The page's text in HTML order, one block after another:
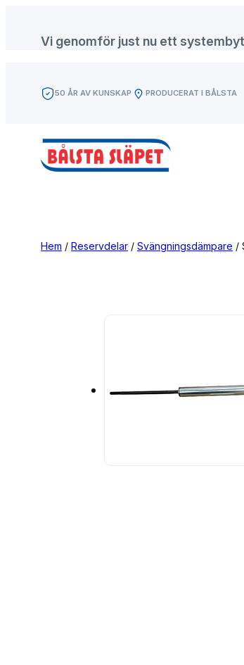
innehåll
Vi genomför just nu ett
50 ÅR AV KUNSKAP PRODUCERAT I BÅLSTA
Hem / Reservdelar / Svängningsdämpare /